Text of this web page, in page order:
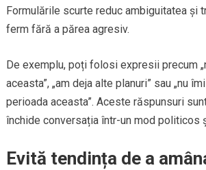
Formulările scurte reduc ambiguitatea și
ferm fără a părea agresiv.
De exemplu, poți folosi expresii precum
aceasta”, „am deja alte planuri” sau „nu
perioada aceasta”. Aceste răspunsuri
închide conversația într-un mod politicos
Evită tendința de a